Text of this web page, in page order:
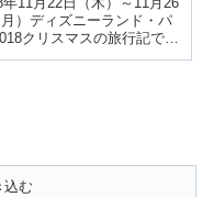
月）ディズニーランド・パ
クリスマスの旅行記で
込む